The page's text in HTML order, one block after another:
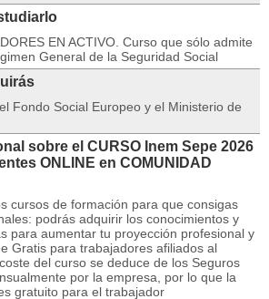
EN ACTIVO. Curso que sólo admite
General de la Seguridad Social
Fondo Social Europeo y el Ministerio de
sobre el CURSO Inem Sepe 2026
ONLINE en COMUNIDAD
cursos de formación para que consigas
podrás adquirir los conocimientos y
para aumentar tu proyección profesional y
Gratis para trabajadores afiliados al
del curso se deduce de los Seguros
por la empresa, por lo que la
gratuito para el trabajador